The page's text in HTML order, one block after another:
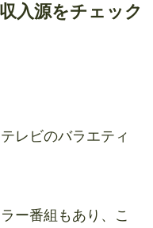
入源をチェック
レビのバラエティ
ー番組もあり、こ